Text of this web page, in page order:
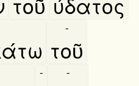
τοῦ
-
- -